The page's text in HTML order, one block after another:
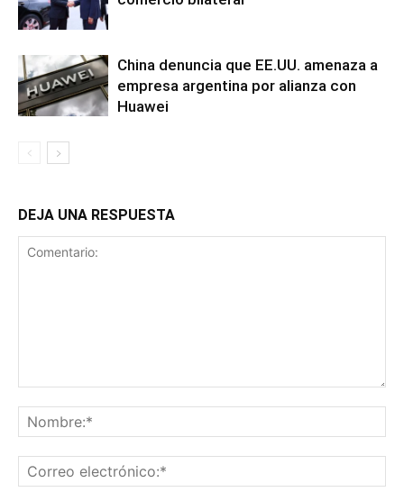
China denuncia que EE.UU. amenaza a
empresa argentina por alianza con
Huawei
DEJA UNA RESPUESTA